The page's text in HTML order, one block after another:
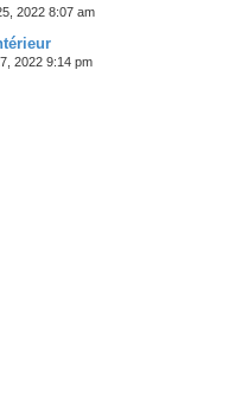
2022 8:07 am
2022 9:14 pm